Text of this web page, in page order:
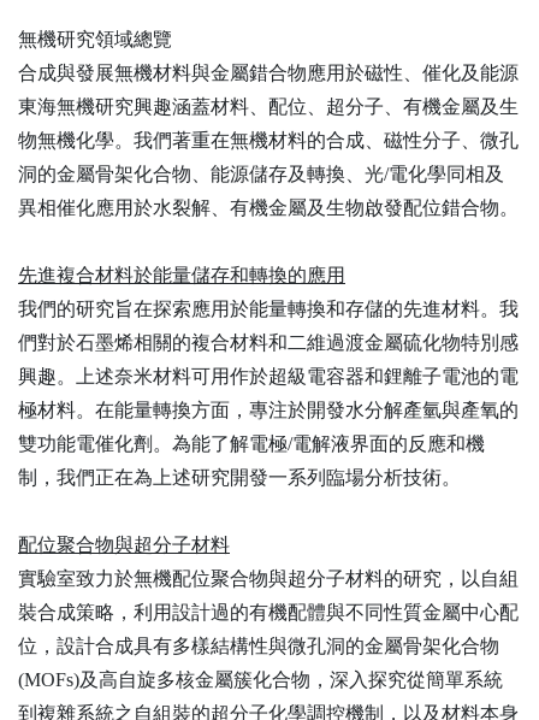
無機研究領域總覽
合成與發展無機材料與金屬錯合物應用於磁性、催化及能源
東海無機研究興趣涵蓋材料、配位、超分子、有機金屬及生
物無機化學。我們著重在無機材料的合成、磁性分子、微孔
洞的金屬骨架化合物、能源儲存及轉換、光/電化學同相及
異相催化應用於水裂解、有機金屬及生物啟發配位錯合物。
先進複合材料於能量儲存和轉換的應用
我們的研究旨在探索應用於能量轉換和存儲的先進材料。我
們對於石墨烯相關的複合材料和二維過渡金屬硫化物特別感
興趣。上述奈米材料可用作於超級電容器和鋰離子電池的電
極材料。在能量轉換方面，專注於開發水分解產氫與產氧的
雙功能電催化劑。為能了解電極/電解液界面的反應和機
制，我們正在為上述研究開發一系列臨場分析技術。
配位聚合物與超分子材料
實驗室致力於無機配位聚合物與超分子材料的研究，以自組
裝合成策略，利用設計過的有機配體與不同性質金屬中心配
位，設計合成具有多樣結構性與微孔洞的金屬骨架化合物
(MOFs)及高自旋多核金屬簇化合物，深入探究從簡單系統
到複雜系統之自組裝的超分子化學調控機制，以及材料本身